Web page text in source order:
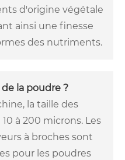
d'origine végétale
ainsi une finesse
des nutriments.
la poudre ?
la taille des
à 200 microns. Les
à broches sont
pour les poudres